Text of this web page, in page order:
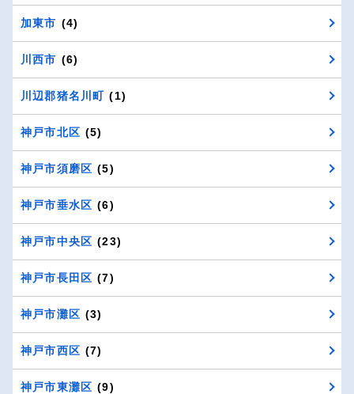
加東市 (4)
川西市 (6)
川辺郡猪名川町 (1)
神戸市北区 (5)
神戸市須磨区 (5)
神戸市垂水区 (6)
神戸市中央区 (23)
神戸市長田区 (7)
神戸市灘区 (3)
神戸市西区 (7)
神戸市東灘区 (9)